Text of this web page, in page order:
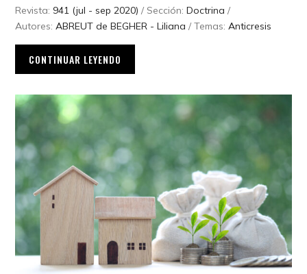
Revista: 941 (jul - sep 2020) / Sección:Doctrina /
Autores:ABREUT de BEGHER - Liliana / Temas:Anticresis
CONTINUAR LEYENDO